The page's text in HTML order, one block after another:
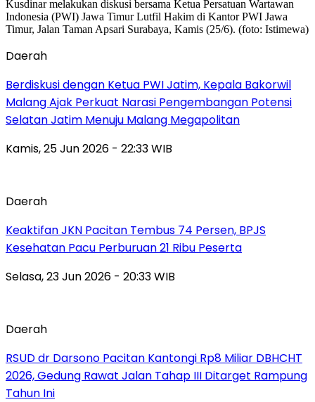
Daerah
Berdiskusi dengan Ketua PWI Jatim, Kepala Bakorwil
Malang Ajak Perkuat Narasi Pengembangan Potensi
Selatan Jatim Menuju Malang Megapolitan
Kamis, 25 Jun 2026 - 22:33 WIB
Daerah
Keaktifan JKN Pacitan Tembus 74 Persen, BPJS
Kesehatan Pacu Perburuan 21 Ribu Peserta
Selasa, 23 Jun 2026 - 20:33 WIB
Daerah
RSUD dr Darsono Pacitan Kantongi Rp8 Miliar DBHCHT
2026, Gedung Rawat Jalan Tahap III Ditarget Rampung
Tahun Ini